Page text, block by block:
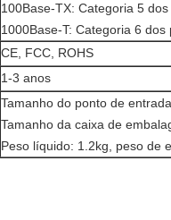
100Base-TX: Categoria 5
1000Base-T: Categoria 6
CE, FCC, ROHS
1-3 anos
Tamanho do ponto de
Tamanho da caixa de
Peso líquido: 1.2kg, peso de